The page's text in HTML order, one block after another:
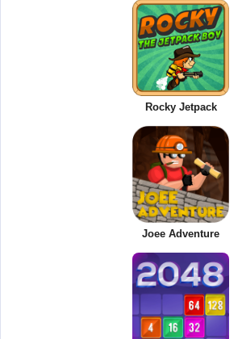
Rocky Jetpack
Joee Adventure